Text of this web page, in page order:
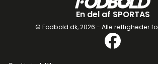
En del af SPORTAS
© Fodbold.dk,2026 - Alle rettigheder